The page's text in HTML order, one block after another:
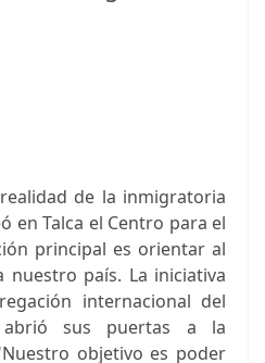
de la inmigratoria
en Talca el Centro para el
principal es orientar al
nuestro país. La iniciativa
internacional del
sus puertas a la
objetivo es poder